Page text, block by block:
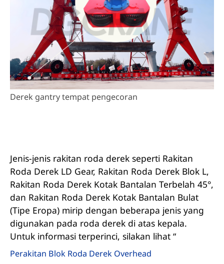
Derek gantry tempat pengecoran
Jenis-jenis rakitan roda derek seperti Rakitan
Roda Derek LD Gear, Rakitan Roda Derek Blok L,
Rakitan Roda Derek Kotak Bantalan Terbelah 45°,
dan Rakitan Roda Derek Kotak Bantalan Bulat
(Tipe Eropa) mirip dengan beberapa jenis yang
digunakan pada roda derek di atas kepala.
Untuk informasi terperinci, silakan lihat “
Perakitan Blok Roda Derek Overhead